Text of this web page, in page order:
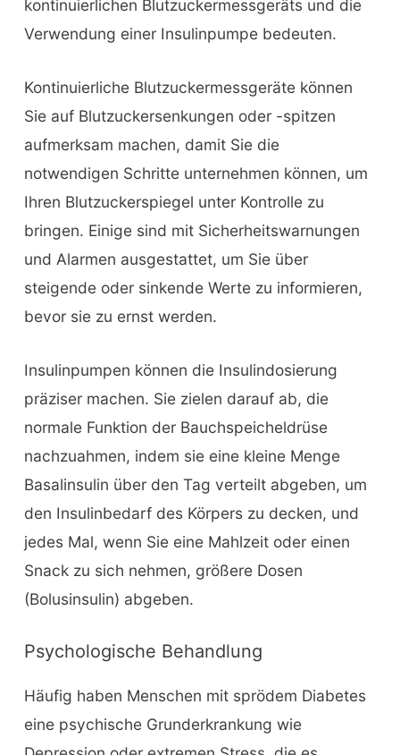
kontinuierlichen Blutzuckermessgeräts und die
Verwendung einer Insulinpumpe bedeuten.
Kontinuierliche Blutzuckermessgeräte können
Sie auf Blutzuckersenkungen oder -spitzen
aufmerksam machen, damit Sie die
notwendigen Schritte unternehmen können, um
Ihren Blutzuckerspiegel unter Kontrolle zu
bringen. Einige sind mit Sicherheitswarnungen
und Alarmen ausgestattet, um Sie über
steigende oder sinkende Werte zu informieren,
bevor sie zu ernst werden.
Insulinpumpen können die Insulindosierung
präziser machen. Sie zielen darauf ab, die
normale Funktion der Bauchspeicheldrüse
nachzuahmen, indem sie eine kleine Menge
Basalinsulin über den Tag verteilt abgeben, um
den Insulinbedarf des Körpers zu decken, und
jedes Mal, wenn Sie eine Mahlzeit oder einen
Snack zu sich nehmen, größere Dosen
(Bolusinsulin) abgeben.
Psychologische Behandlung
Häufig haben Menschen mit sprödem Diabetes
eine psychische Grunderkrankung wie